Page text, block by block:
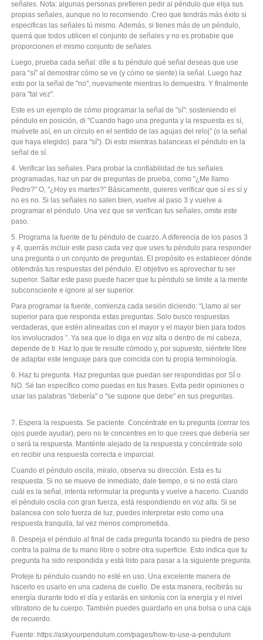
señales. Nota: algunas personas prefieren pedir al péndulo que elija sus
propias señales, aunque no lo recomiendo. Creo que tendrás más éxito si
especificas las señales tú mismo. Además, si tienes más de un péndulo,
querrá que todos utilicen el conjunto de señales y no es probable que
proporcionen el mismo conjunto de señales.
Luego, prueba cada señal: díle a tu péndulo qué señal deseas que use
para “sí” al demostrar cómo se ve (y cómo se siente) la señal. Luego haz
esto por la señal de "no", nuevamente mientras lo demuestra. Y finalmente
para "tal vez".
Este es un ejemplo de cómo programar la señal de "sí": sosteniendo el
péndulo en posición, di "Cuando hago una pregunta y la respuesta es sí,
muévete así, en un círculo en el sentido de las agujas del reloj" (o la señal
que haya elegido). para "sí"). Di esto mientras balanceas el péndulo en la
señal de sí.
4. Verificar las señales. Para probar la confiabilidad de tus señales
programadas, haz un par de preguntas de prueba, como "¿Me llamo
Pedro?" O, "¿Hoy es martes?" Básicamente, quieres verificar que sí es sí y
no es no. Si las señales no salen bien, vuelve al paso 3 y vuelve a
programar el péndulo. Una vez que se verifican tus señales, omite este
paso.
5. Programa la fuente de tu péndulo de cuarzo. A diferencia de los pasos 3
y 4, querrás incluir este paso cada vez que uses tu péndulo para responder
una pregunta o un conjunto de preguntas. El propósito es establecer dónde
obtendrás tus respuestas del péndulo. El objetivo es aprovechar tu ser
superior. Saltar este paso puede hacer que tu péndulo se limite a la mente
subconsciente e ignore al ser superior.
Para programar la fuente, comienza cada sesión diciendo: “Llamo al ser
superior para que responda estas preguntas. Solo busco respuestas
verdaderas, que estén alineadas con el mayor y el mayor bien para todos
los involucrados ”. Ya sea que lo diga en voz alta o dentro de mi cabeza,
depende de ti. Haz lo que te resulte cómodo y, por supuesto, siéntete libre
de adaptar este lenguaje para que coincida con tu propia terminología.
6. Haz tu pregunta. Haz preguntas que puedan ser respondidas por SÍ o
NO. Sé tan específico como puedas en tus frases. Evita pedir opiniones o
usar las palabras "debería" o "se supone que debe" en sus preguntas.
7. Espera la respuesta. Se paciente. Concéntrate en tu pregunta (cerrar los
ojos puede ayudar), pero no te concentres en lo que crees que debería ser
o será la respuesta. Manténte alejado de la respuesta y concéntrate solo
en recibir una respuesta correcta e imparcial.
Cuando el péndulo oscila, míralo, observa su dirección. Esta es tu
respuesta. Si no se mueve de inmediato, dale tiempo, o si no está claro
cuál es la señal, intenta reformular la pregunta y vuelve a hacerlo. Cuando
el péndulo oscila con gran fuerza, está respondiendo en voz alta. Si se
balancea con solo fuerza de luz, puedes interpretar esto como una
respuesta tranquila, tal vez menos comprometida.
8. Despeja el péndulo al final de cada pregunta tocando su piedra de peso
contra la palma de tu mano libre o sobre otra superficie. Esto indica que tu
pregunta ha sido respondida y está listo para pasar a la siguiente pregunta.
Proteje tu péndulo cuando no esté en uso. Una excelente manera de
hacerlo es usarlo en una cadena de cuello. De esta manera, recibirás su
energía durante todo el día y estarás en sintonía con la energía y el nivel
vibratorio de tu cuerpo. También puedes guardarlo en una bolsa o una caja
de recuerdo.
Fuente: https://askyourpendulum.com/pages/how-to-use-a-pendulum